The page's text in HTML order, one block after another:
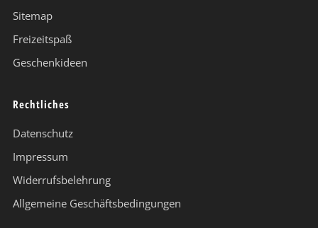
Sitemap
Freizeitspaß
Geschenkideen
Rechtliches
Datenschutz
Impressum
Widerrufsbelehrung
Allgemeine Geschäftsbedingungen